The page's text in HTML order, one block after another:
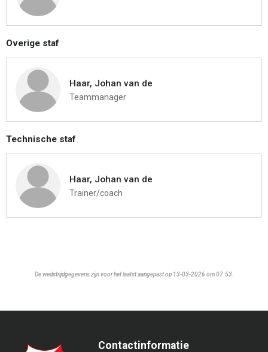
Overige staf
Haar, Johan van de
Teammanager
Technische staf
Haar, Johan van de
Trainer/coach
De wedstrijdgegevens zijn voor het laatst aangepast op 13-03-2026 om 07:53.
Contactinformatie